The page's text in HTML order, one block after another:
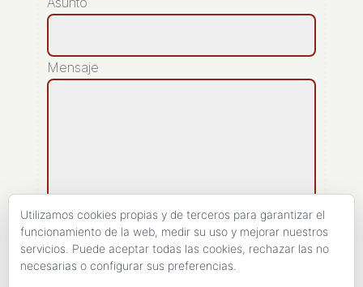
Mensaje
[recaptcha]
Utilizamos cookies propias y de terceros para garantizar el
funcionamiento de la web, medir su uso y mejorar nuestros
servicios. Puede aceptar todas las cookies, rechazar las no
necesarias o configurar sus preferencias.